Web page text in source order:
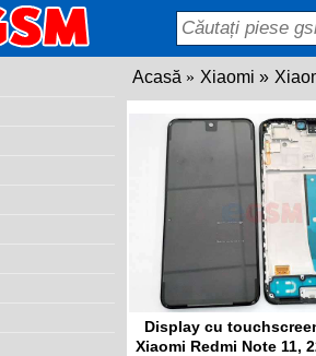
Acasă Xiaomi
Display cu
Xiaomi Redmi Note 11,